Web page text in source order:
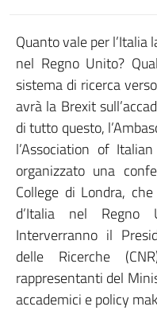
Quanto vale per
nel Regno Unito?
sistema di ricerca
avrà la Brexit
di tutto questo,
l’Association of
organizzato una
College di Londra,
d’Italia nel Regno
Interverranno il
delle Ricerche
rappresentanti del
accademici e policy